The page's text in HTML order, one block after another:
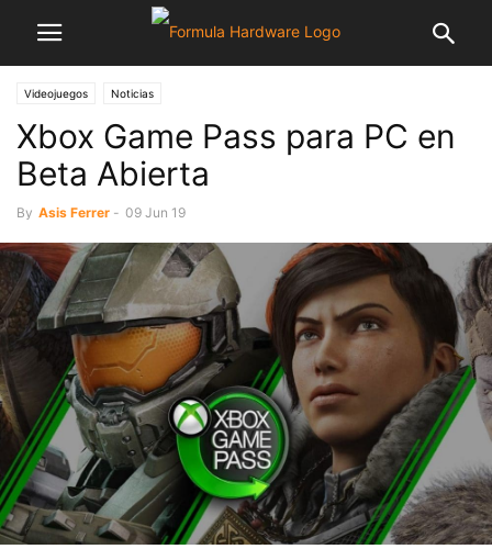
Videojuegos Noticias
Xbox Game Pass para PC en
Beta Abierta
By Asis Ferrer - 09 Jun 19